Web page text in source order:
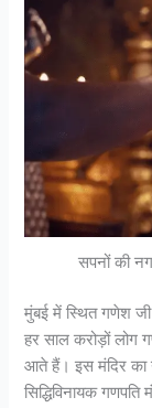
सपनों की
मुंबई में स्थित गणेश
हर साल करोड़ों लोग
आते हैं। इस मंदिर का
सिद्धिविनायक गणपति